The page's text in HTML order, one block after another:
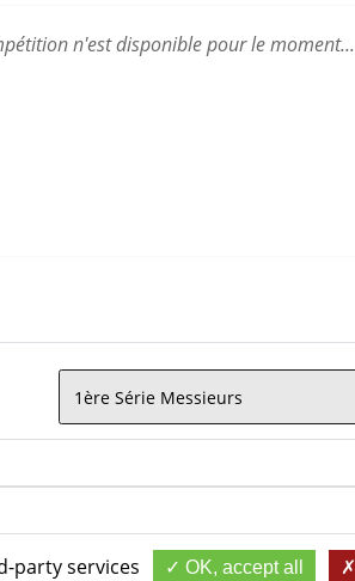
n'est disponible pour le moment...
1ère Série Messieurs
party services OK, accept all